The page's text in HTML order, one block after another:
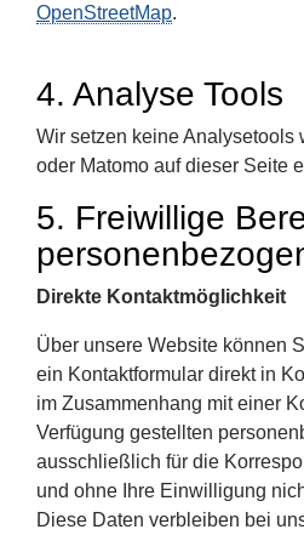
OpenStreetMap.
4. Analyse Tools
Wir setzen keine Analysetools
oder Matomo auf dieser Seite
5. Freiwillige
Direkte Kontaktmöglichkeit
Über unsere Website können
ein Kontaktformular direkt in
im Zusammenhang mit einer
Verfügung gestellten
ausschließlich für die
und ohne Ihre Einwilligung
Diese Daten verbleiben bei